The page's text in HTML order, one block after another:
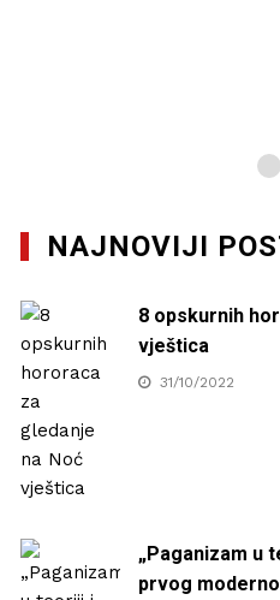
NAJNOVIJI
8 opskurnih
vještica
31/10/2022
„Paganizam u
prvog